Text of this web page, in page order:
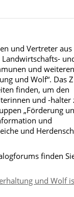
und Vertreter aus
und
und Wolf“. Das
finden, um den
und -halter
„Förderung
und
und
finden
und Wolf